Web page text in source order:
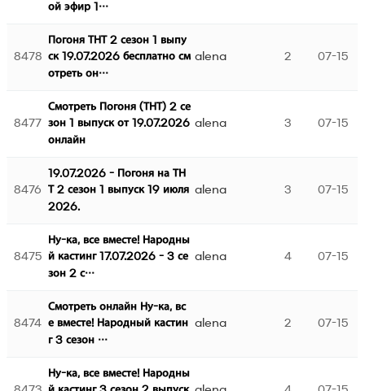
ой эфир 1…
8478
Погоня ТНТ 2 сезон 1 выпу
ск 19.07.2026 бесплатно см
отреть он…
alena 2 07-15
8477
Смотреть Погоня (ТНТ) 2 се
зон 1 выпуск от 19.07.2026
онлайн
alena 3 07-15
8476
19.07.2026 - Погоня на ТН
Т 2 сезон 1 выпуск 19 июля
2026.
alena 3 07-15
8475
Ну-ка, все вместе! Народны
й кастинг 17.07.2026 - 3 се
зон 2 с…
alena 4 07-15
8474
Смотреть онлайн Ну-ка, вс
е вместе! Народный кастин
г 3 сезон …
alena 2 07-15
Ну-ка, все вместе! Народны